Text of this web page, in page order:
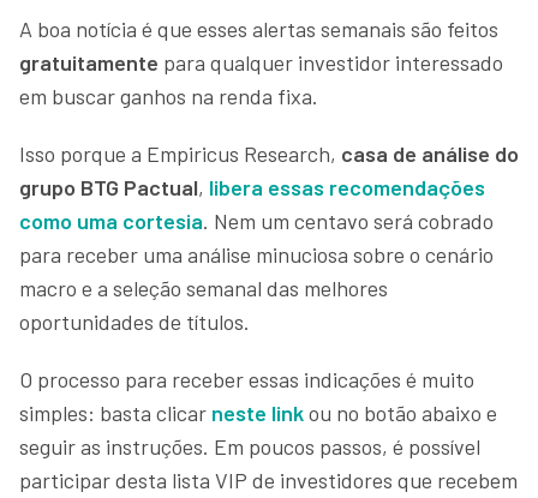
A boa notícia é que esses alertas semanais são feitos
gratuitamente para qualquer investidor interessado
em buscar ganhos na renda fixa.
Isso porque a Empiricus Research, casa de análise do
grupo BTG Pactual, libera essas recomendações
como uma cortesia. Nem um centavo será cobrado
para receber uma análise minuciosa sobre o cenário
macro e a seleção semanal das melhores
oportunidades de títulos.
O processo para receber essas indicações é muito
simples: basta clicar neste linkou no botão abaixo e
seguir as instruções. Em poucos passos, é possível
participar desta lista VIP de investidores que recebem